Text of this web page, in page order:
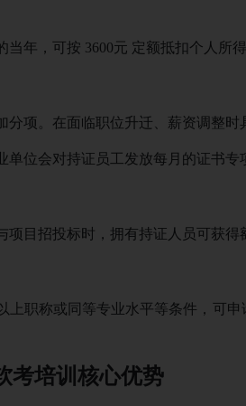
当年，可按 3600元 定额抵扣个人所
分项。在面临职位升迁、薪资调整时
单位会对持证员工发放每月的证书专
项目招投标时，拥有持证人员可获
上职称或同等专业水平等条件，可
考培训核心优势